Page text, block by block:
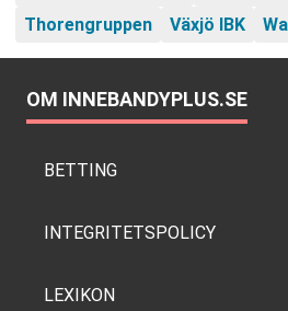
Thorengruppen
Växjö IBK
OM INNEBANDYPLUS.SE
BETTING
INTEGRITETSPOLICY
LEXIKON